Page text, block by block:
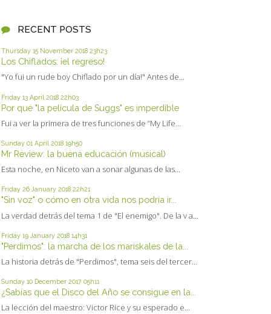
RECENT POSTS
Thursday 15 November 2018 23h23
Los Chiflados: ¡el regreso!
"Yo fui un rude boy Chiflado por un día!" Antes de...
Friday 13 April 2018 22h03
Por qué "la película de Suggs" es imperdible
Fui a ver la primera de tres funciones de “My Life...
Sunday 01 April 2018 19h50
Mr Review: la buena educación (musical)
Esta noche, en Niceto van a sonar algunas de las...
Friday 26 January 2018 22h21
"Sin voz" o cómo en otra vida nos podría ir...
La verdad detrás del tema 1 de "El enemigo". De la v a...
Friday 19 January 2018 14h31
"Perdimos": la marcha de los mariskales de la...
La historia detrás de "Perdimos", tema seis del tercer...
Sunday 10 December 2017 05h11
¿Sabías que el Disco del Año se consigue en la...
La lección del maestro: Victor Rice y su esperado e...